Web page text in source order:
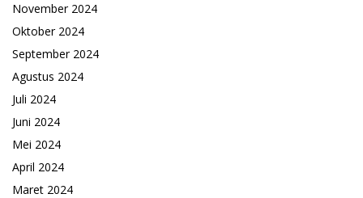
November 2024
Oktober 2024
September 2024
Agustus 2024
Juli 2024
Juni 2024
Mei 2024
April 2024
Maret 2024